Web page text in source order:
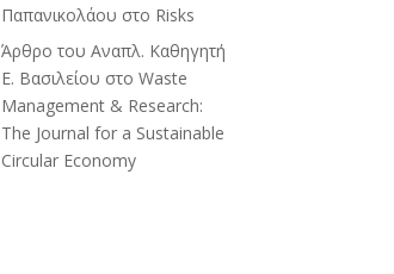
Παπανικολάου στο Risks
Άρθρο του Αναπλ. Καθηγητή
Ε. Βασιλείου στο Waste
Management & Research:
The Journal for a Sustainable
Circular Economy